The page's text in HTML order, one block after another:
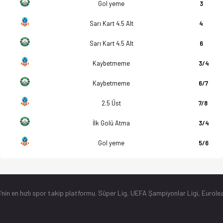
Gol yeme 3
Sarı Kart 4.5 Alt 4
Sarı Kart 4.5 Alt 6
Kaybetmeme 3/4
Kaybetmeme 6/7
2.5 Üst 7/8
İlk Golü Atma 3/4
Gol yeme 5/6
en hızlı spor takip platformu. Süper Lig, UEFA Şampiyonlar Ligi,